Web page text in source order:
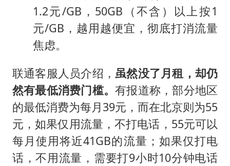
1.2元/GB，50GB（不含）以上按1
元/GB，越用越便宜，彻底打消流量
焦虑。
联通客服人员介绍，虽然没了月租，却仍
然有最低消费门槛。有报道称，部分地区
的最低消费为每月39元，而在北京则为55
元，如果仅用流量，不打电话，55元可以
每月使用将近41GB的流量；如果仅打电
话，不用流量，需要打9小时10分钟电话